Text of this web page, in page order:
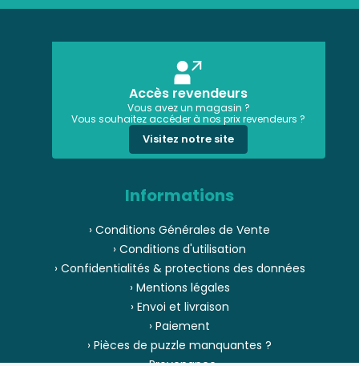
Accès revendeurs
Vous avez un magasin ?
Vous souhaitez accéder à nos prix revendeurs ?
Visitez notre site
Informations
› Conditions Générales de Vente
› Conditions d'utilisation
› Confidentialités & protections des données
› Mentions légales
› Envoi et livraison
› Paiement
› Pièces de puzzle manquantes ?